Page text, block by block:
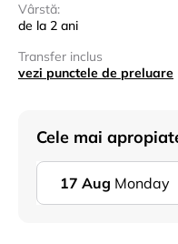
Vârstă:
de la 2 ani
Transfer inclus
vezi punctele de preluare
Cele mai
17 Aug Monday